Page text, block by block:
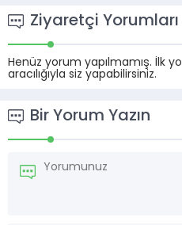
Ziyaretçi Yorumları
Henüz yorum yapılmamış. İlk
aracılığıyla siz yapabilirsiniz.
Bir Yorum Yazın